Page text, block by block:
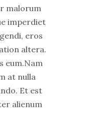
malorum
imperdiet
eros
altera.
eum.Nam
at nulla
Et est
alienum